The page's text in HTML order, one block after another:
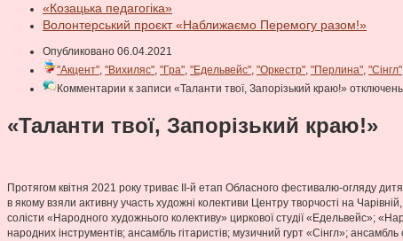
«Козацька педагогіка»
Волонтерський проєкт «Наближаємо Перемогу разом!»
Опубликовано 06.04.2021
"Акцент", "Вихиляс", "Гра", "Едельвейс", "Оркестр", "Перлина", "Сінгл"
Комментарии к записи «Таланти твої, Запорізький краю!»
«Таланти твої, Запорізький краю!»
Протягом квітня 2021 року триває ІІ-й етап Обласного фестивалю-огляду
в якому взяли активну участь художні колективи Центру творчості на
солісти «Народного художнього колективу» циркової студії «Едельвейс»;
народних інструментів; ансамбль гітаристів; музичний гурт «Сінгл»;